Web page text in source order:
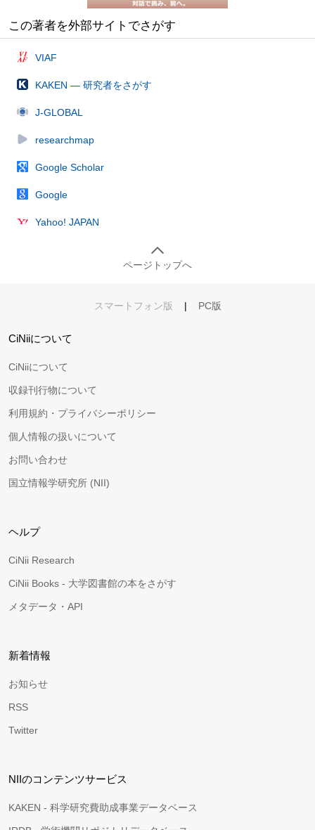
この著者を外部サイトでさがす
VIAF
KAKEN — 研究者をさがす
J-GLOBAL
researchmap
Google Scholar
Google
Yahoo! JAPAN
ページトップへ
スマートフォン版 | PC版
CiNiiについて
CiNiiについて
収録刊行物について
利用規約・プライバシーポリシー
個人情報の扱いについて
お問い合わせ
国立情報学研究所 (NII)
ヘルプ
CiNii Research
CiNii Books - 大学図書館の本をさがす
メタデータ・API
新着情報
お知らせ
RSS
Twitter
NIIのコンテンツサービス
KAKEN - 科学研究費助成事業データベース